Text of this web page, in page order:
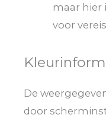
maar hier
voor
De
door